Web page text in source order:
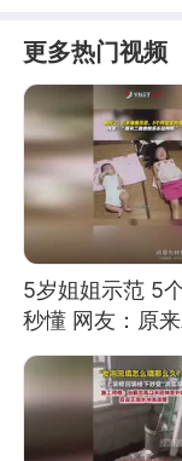
更多热门视频
5岁姐姐示范 5
秒懂 网友：原
快乐长这样